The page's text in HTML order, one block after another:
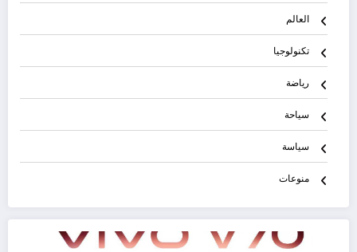
العالم
تكنولوجيا
رياضة
سياحة
سياسة
منوعات